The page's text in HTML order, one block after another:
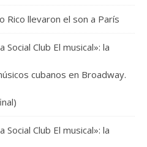
llevaron el son a París
Club El musical»: la
cubanos en Broadway.
Club El musical»: la